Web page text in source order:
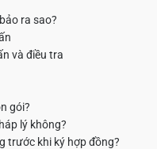
ra sao?
và điều tra
gói?
lý không?
trước khi ký hợp đồng?